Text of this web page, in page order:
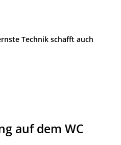
Technik schafft auch
auf dem WC